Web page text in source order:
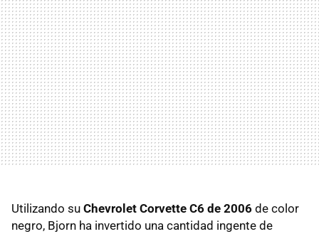
Utilizando su Chevrolet Corvette C6 de 2006 de color
negro, Bjorn ha invertido una cantidad ingente de